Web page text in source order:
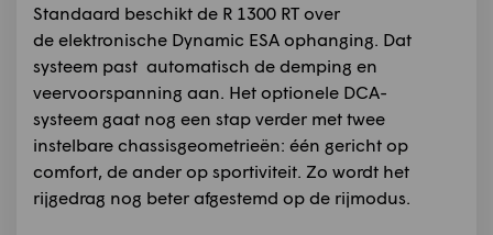
Standaard beschikt de R 1300 RT over
de elektronische Dynamic ESA ophanging. Dat
systeem past automatisch de demping en
veervoorspanning aan. Het optionele DCA-
systeem gaat nog een stap verder met twee
instelbare chassisgeometrieën: één gericht op
comfort, de ander op sportiviteit. Zo wordt het
rijgedrag nog beter afgestemd op de rijmodus.